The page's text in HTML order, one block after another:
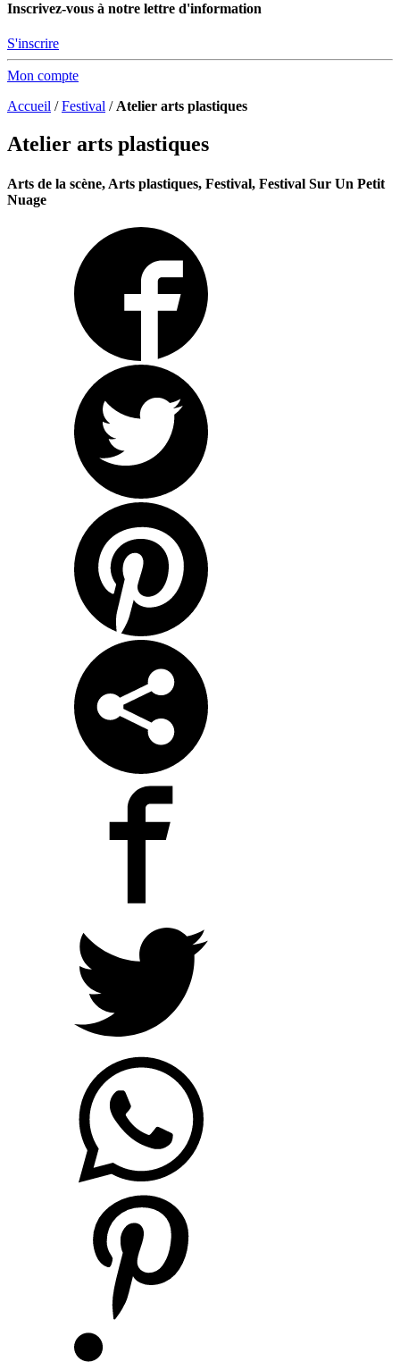
Inscrivez-vous à notre lettre d'information
S'inscrire
Mon compte
Accueil /Festival /Atelier arts plastiques
Atelier arts plastiques
Arts de la scène, Arts plastiques, Festival, Festival Sur Un Petit
Nuage